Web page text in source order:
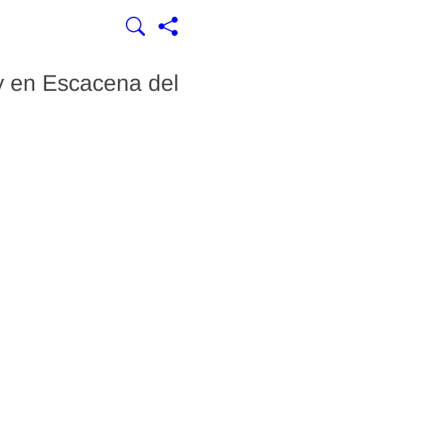
en Escacena del